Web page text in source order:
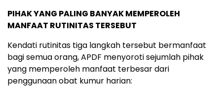
PIHAK YANG PALING BANYAK MEMPEROLEH
MANFAAT RUTINITAS TERSEBUT
Kendati rutinitas tiga langkah tersebut bermanfaat
bagi semua orang, APDF menyoroti sejumlah pihak
yang memperoleh manfaat terbesar dari
penggunaan obat kumur harian: